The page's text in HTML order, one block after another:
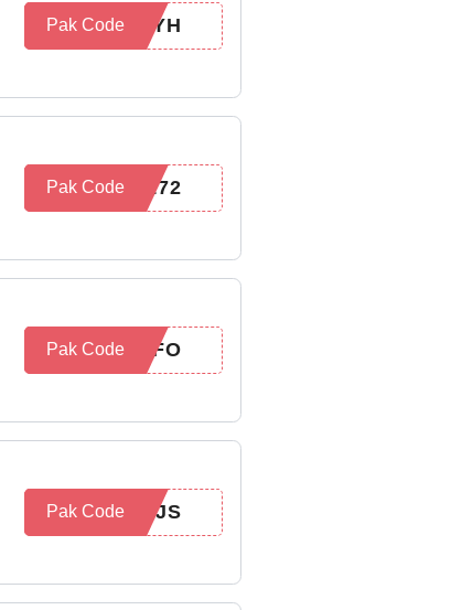
R2YH
Pak Code
3172
Pak Code
4MFO
Pak Code
VJS
Pak Code